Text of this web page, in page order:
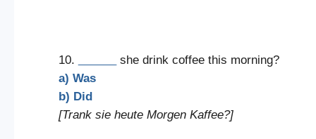
10.
she drink coffee this morning?
a) Was
b) Did
[Trank sie heute Morgen Kaffee?]